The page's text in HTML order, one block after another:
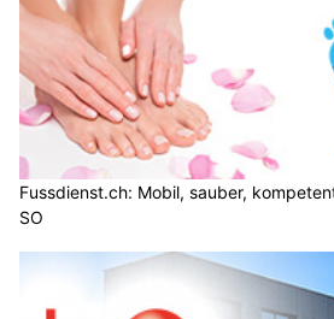
Fussdienst.ch: Mobil, sauber,
SO